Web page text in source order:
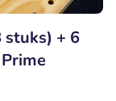
stuks) + 6